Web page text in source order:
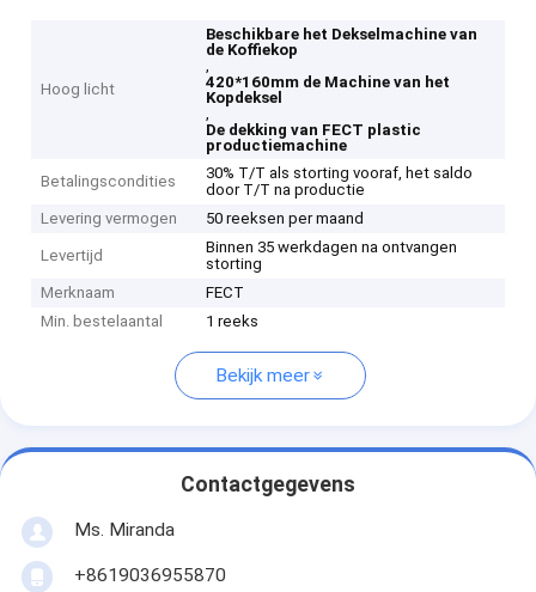
Hoog licht
Beschikbare het Dekselmachine van
de Koffiekop
,
420*160mm de Machine van het
Kopdeksel
,
De dekking van FECT plastic
productiemachine
Betalingscondities
30% T/T als storting vooraf, het saldo
door T/T na productie
Levering vermogen
50 reeksen per maand
Levertijd
Binnen 35 werkdagen na ontvangen
storting
Merknaam
FECT
Min. bestelaantal
1 reeks
Bekijk meer
Contactgegevens
Ms. Miranda
+8619036955870